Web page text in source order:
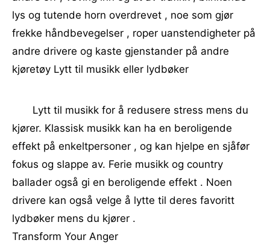
lys og tutende horn overdrevet , noe som gjør
frekke håndbevegelser , roper uanstendigheter på
andre drivere og kaste gjenstander på andre
kjøretøy Lytt til musikk eller lydbøker
Lytt til musikk for å redusere stress mens du
kjører. Klassisk musikk kan ha en beroligende
effekt på enkeltpersoner , og kan hjelpe en sjåfør
fokus og slappe av. Ferie musikk og country
ballader også gi en beroligende effekt . Noen
drivere kan også velge å lytte til deres favoritt
lydbøker mens du kjører .
Transform Your Anger